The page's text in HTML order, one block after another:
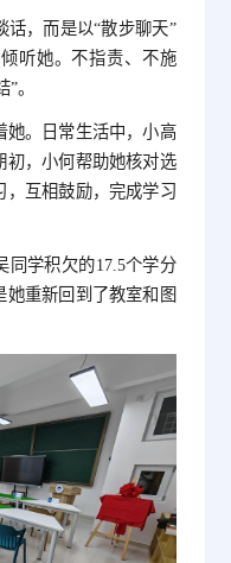
话，而是以“散步聊天”
听她。不指责、不施
。
她。日常生活中，小高
初，小何帮助她核对选
，互相鼓励，完成学习
同学积欠的17.5个学分
重新回到了教室和图